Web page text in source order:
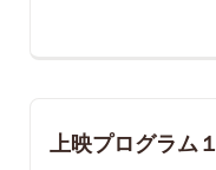
上映プログラム